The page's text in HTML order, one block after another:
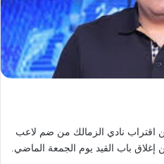
اقتراب نادي الزمالك من ضم لاعب
باب القيد يوم الجمعة الماضي.